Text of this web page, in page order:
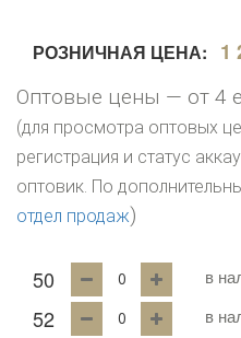
РОЗНИЧНАЯ ЦЕНА: 1
Оптовые цены — от 4
(для просмотра оптовых
регистрация и статус
оптовик. По
отдел продаж)
50 в
52 в